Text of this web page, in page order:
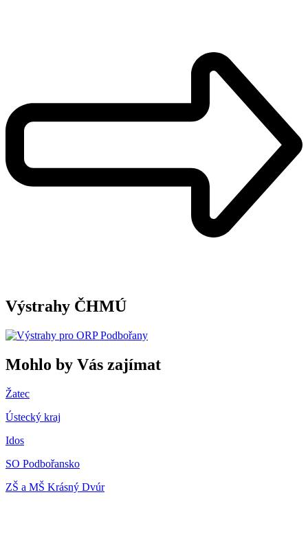
Výstrahy ČHMÚ
Mohlo by Vás zajímat
Žatec
Ústecký kraj
Idos
SO Podbořansko
ZŠ a MŠ Krásný Dvúr